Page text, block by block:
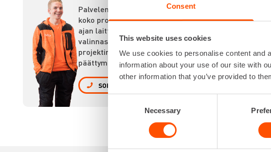
Consent
This website uses cookies
We use cookies to personalise content and
information about your use of our site with
other information that you’ve provided to
Necessary
Palvelemme
koko prosessin
ajan laitteiden
valinnasta
projektin
päättymiseen.
SOITA